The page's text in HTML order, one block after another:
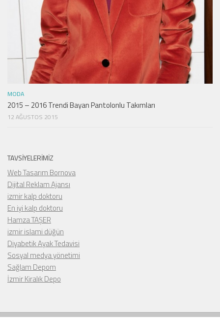
MODA
2015 – 2016 Trendi Bayan Pantolonlu Takımları
12 AĞUSTOS 2015
TAVSIYELERIMIZ
Web Tasarım Bornova
Dijital Reklam Ajansı
izmir kalp doktoru
En iyi kalp doktoru
Hamza TAŞER
izmir islami düğün
Diyabetik Ayak Tedavisi
Sosyal medya yönetimi
Sağlam Depom
İzmir Kiralık Depo